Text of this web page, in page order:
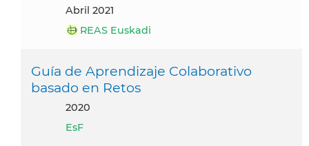
abril 2021
REAS Euskadi
Guía de Aprendizaje Colaborativo
basado en Retos
2020
EsF